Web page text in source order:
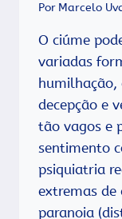
Por Marcelo
O ciúme
variadas
humilhação,
decepção e
tão vagos e
sentimento
psiquiatria
extremas de
paranoia